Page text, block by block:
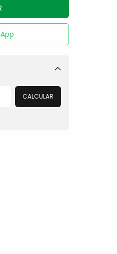
Alterar CEP
CALCULAR